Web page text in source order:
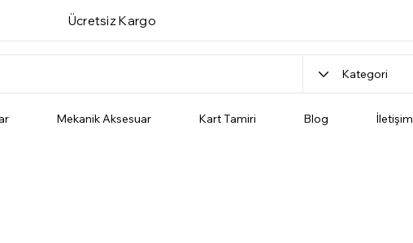
Ücretsiz Kargo
Mekanik Aksesuar Kart Tamiri Blog İletişim